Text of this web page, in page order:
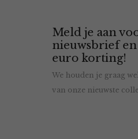
Meld je aan
nieuwsbrief
euro korting!
We houden je graag
van onze nieuwste